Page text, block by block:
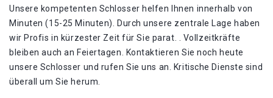
Unsere kompetenten Schlosser helfen Ihnen innerhalb von
Minuten (15-25 Minuten). Durch unsere zentrale Lage haben
wir Profis in kürzester Zeit für Sie parat. . Vollzeitkräfte
bleiben auch an Feiertagen. Kontaktieren Sie noch heute
unsere Schlosser und rufen Sie uns an. Kritische Dienste sind
überall um Sie herum.